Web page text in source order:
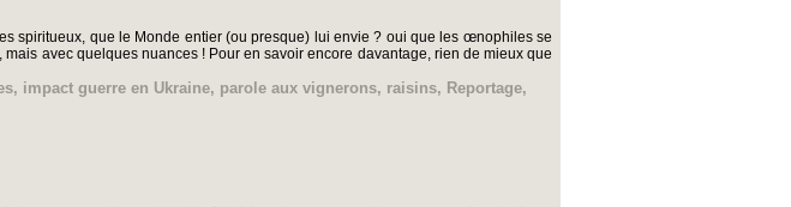
spiritueux, que le Monde entier (ou presque) lui envie ? oui que les œnophiles se
avec quelques nuances ! Pour en savoir encore davantage, rien de mieux que
, impact guerre en Ukraine, parole aux vignerons, raisins, Reportage,